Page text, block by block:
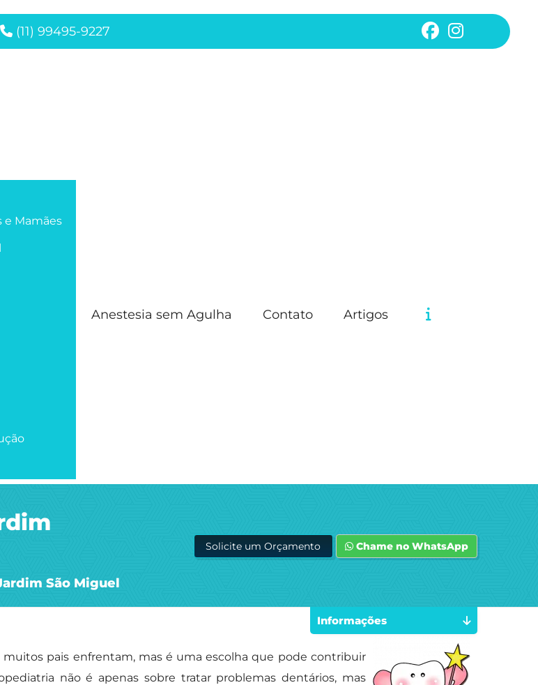
(11) 99495-9227
e Mamães
Anestesia sem Agulha Contato Artigos
São Miguel
Solicite um Orçamento Chame no WhatsApp
pais enfrentam, mas é uma escolha que pode contribuir
não é apenas sobre tratar problemas dentários, mas
Informações